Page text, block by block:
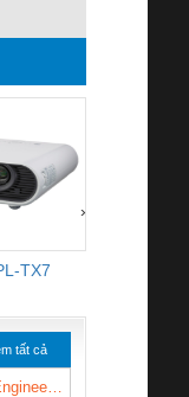
TX7
›
tất cả